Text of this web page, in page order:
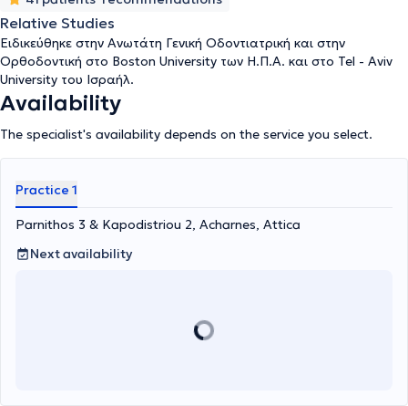
Relative Studies
Ειδικεύθηκε στην Ανωτάτη Γενική Οδοντιατρική και στην
Ορθοδοντική στο Boston University των Η.Π.Α. και στο Tel - Aviv
University του Ισραήλ.
Availability
The specialist's availability depends on the service you select.
Practice 1
Parnithos 3 & Kapodistriou 2, Acharnes, Attica
Next availability